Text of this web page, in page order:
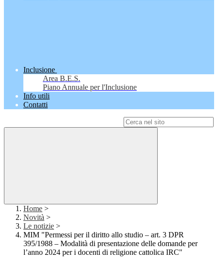
Inclusione
Area B.E.S.
Piano Annuale per l'Inclusione
Info utili
Contatti
Home >
Novità >
Le notizie >
MIM "Permessi per il diritto allo studio – art. 3 DPR
395/1988 – Modalità di presentazione delle domande per
l’anno 2024 per i docenti di religione cattolica IRC"